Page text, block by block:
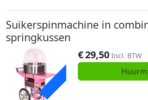
Suikerspinmachine in
springkussen
ACTIE
€29,50 Incl. BTW